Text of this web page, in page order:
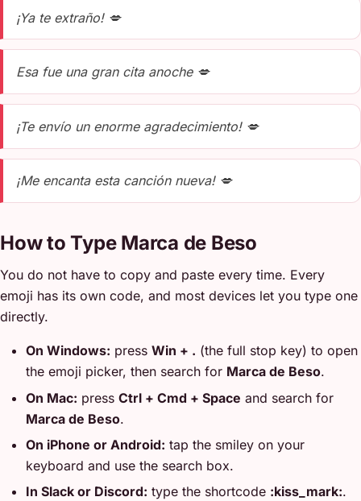
¡Ya te extraño! 💋
Esa fue una gran cita anoche 💋
¡Te envío un enorme agradecimiento! 💋
¡Me encanta esta canción nueva! 💋
How to Type Marca de Beso
You do not have to copy and paste every time. Every
emoji has its own code, and most devices let you type one
directly.
On Windows: press Win + . (the full stop key) to open
the emoji picker, then search for Marca de Beso.
On Mac: press Ctrl + Cmd + Space and search for
Marca de Beso.
On iPhone or Android: tap the smiley on your
keyboard and use the search box.
In Slack or Discord: type the shortcode :kiss_mark:.